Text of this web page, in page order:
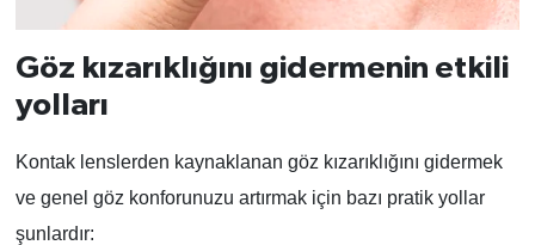
Göz kızarıklığını gidermenin etkili
yolları
Kontak lenslerden kaynaklanan göz kızarıklığını gidermek
ve genel göz konforunuzu artırmak için bazı pratik yollar
şunlardır: